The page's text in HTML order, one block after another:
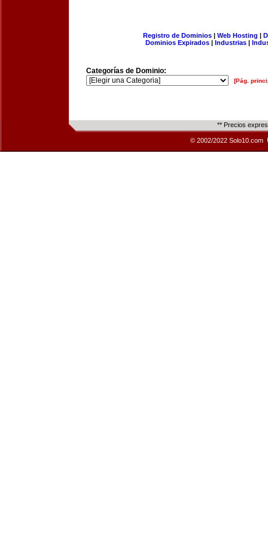
Registro de Dominios| Web Hosting |
Dominios Expirados | Industrias |
Categorías de Dominio:
[Pág.
** Precios
© 2002/2022 Solo10.com